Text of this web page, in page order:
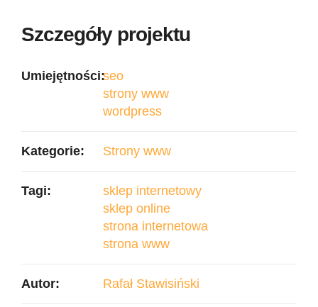
Szczegóły projektu
Umiejętności:seo
strony www
wordpress
Kategorie: Strony www
Tagi:
sklep internetowy
sklep online
strona internetowa
strona www
Autor: Rafał Stawisiński